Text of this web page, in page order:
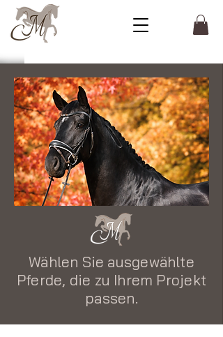
Wählen Sie ausgewählte
Pferde, die zu Ihrem Projekt
passen.